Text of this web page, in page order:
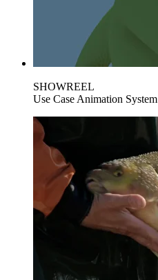
SHOWREEL
Use Case Animation System